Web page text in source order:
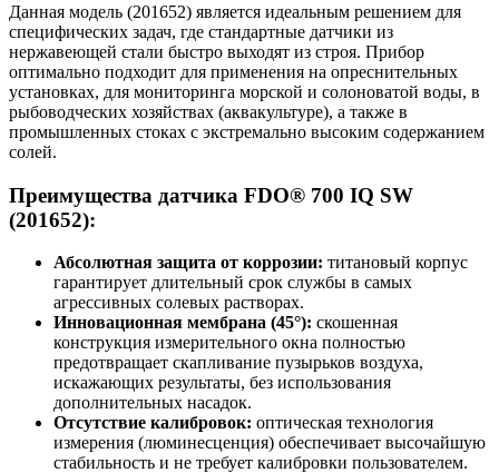
Данная модель (201652) является идеальным решением для
специфических задач, где стандартные датчики из
нержавеющей стали быстро выходят из строя. Прибор
оптимально подходит для применения на опреснительных
установках, для мониторинга морской и солоноватой воды, в
рыбоводческих хозяйствах (аквакультуре), а также в
промышленных стоках с экстремально высоким содержанием
солей.
Преимущества датчика FDO® 700 IQ SW
(201652):
Абсолютная защита от коррозии: титановый корпус
гарантирует длительный срок службы в самых
агрессивных солевых растворах.
Инновационная мембрана (45°): скошенная
конструкция измерительного окна полностью
предотвращает скапливание пузырьков воздуха,
искажающих результаты, без использования
дополнительных насадок.
Отсутствие калибровок: оптическая технология
измерения (люминесценция) обеспечивает высочайшую
стабильность и не требует калибровки пользователем.